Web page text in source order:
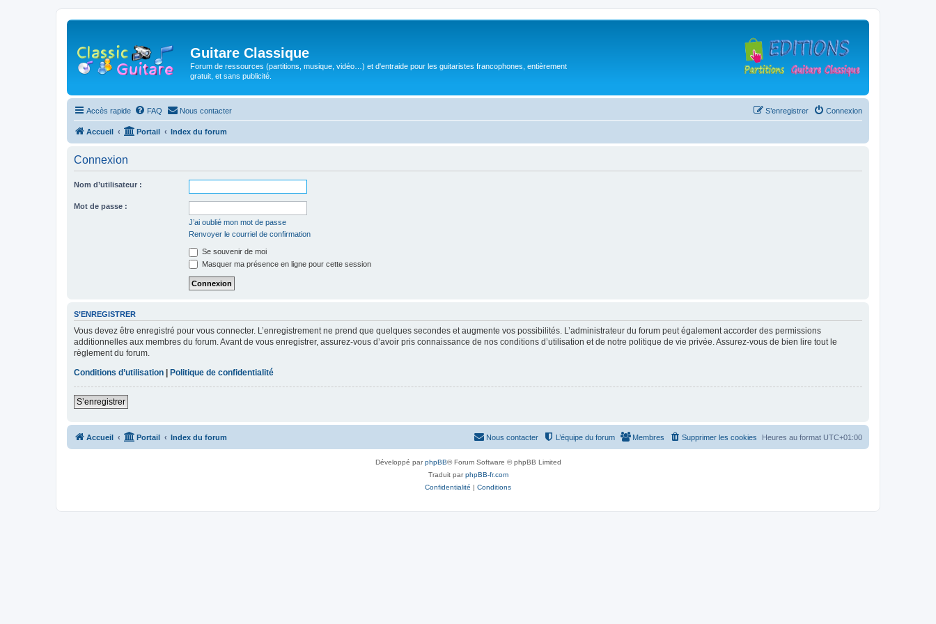
Guitare Classique
Forum de ressources (partitions, musique, vidéo…) et d'entraide pour les guitaristes francophones, entièrement
gratuit, et sans publicité.
Accès rapide FAQ Nous contacter Connexion
S’enregistrer
Accueil Portail Index du forum
Connexion
Nom d’utilisateur :
Mot de passe :
J’ai oublié mon mot de passe
Renvoyer le courriel de confirmation
Se souvenir de moi
Masquer ma présence en ligne pour cette session
S’ENREGISTRER
Vous devez être enregistré pour vous connecter. L’enregistrement ne prend que quelques secondes et augmente vos possibilités. L’administrateur du forum peut également accorder des permissions
additionnelles aux membres du forum. Avant de vous enregistrer, assurez-vous d’avoir pris connaissance de nos conditions d’utilisation et de notre politique de vie privée. Assurez-vous de bien lire tout le
règlement du forum.
Conditions d’utilisation | Politique de confidentialité
S’enregistrer
Accueil Portail Index du forum Heures au format UTC+01:00
Supprimer les cookies
Membres
L’équipe du forum
Nous contacter
Développé parphpBB® Forum Software © phpBB Limited
Traduit parphpBB-fr.com
Confidentialité | Conditions